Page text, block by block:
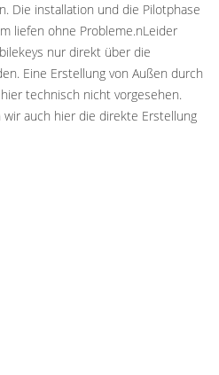
Die installation und die Pilotphase
liefen ohne Probleme.nLeider
nur direkt über die
Eine Erstellung von Außen durch
technisch nicht vorgesehen.
auch hier die direkte Erstellung